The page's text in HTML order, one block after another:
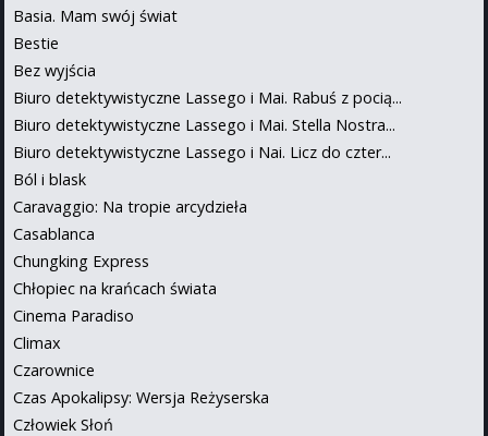
Basia. Mam swój świat
Bestie
Bez wyjścia
Biuro detektywistyczne Lassego i Mai. Rabuś z pocią...
Biuro detektywistyczne Lassego i Mai. Stella Nostra...
Biuro detektywistyczne Lassego i Nai. Licz do czter...
Ból i blask
Caravaggio: Na tropie arcydzieła
Casablanca
Chungking Express
Chłopiec na krańcach świata
Cinema Paradiso
Climax
Czarownice
Czas Apokalipsy: Wersja Reżyserska
Człowiek Słoń